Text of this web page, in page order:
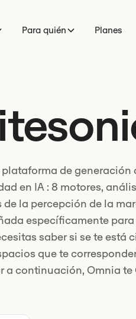
Para quién Planes
plataforma de generación
en IA : 8 motores,
la percepción de la
específicamente para
saber si se te está
que te
a continuación, Omnia te